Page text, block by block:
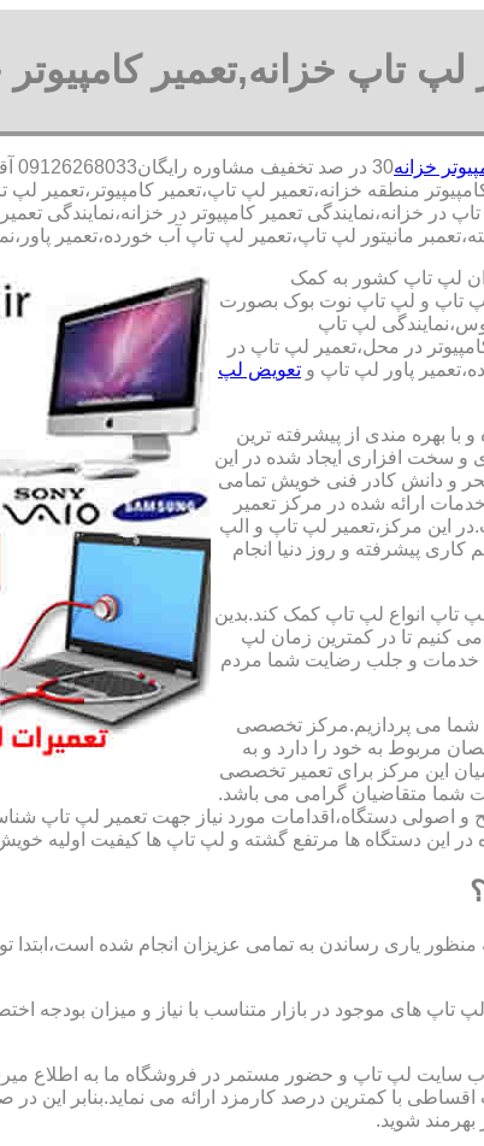
لپ تاپ خزانه,تعمیر کامپیوتر
خزانه
منطقه خزانه،تعمیر لپ تاپ،تعمیر
در خزانه،نمایندگی تعمیر کامپیوتر در خزانه،نمایندگی
مانیتور لپ تاپ،تعمیر لپ تاپ آب خورده،تعمیر
لپ تاپ کشور به کمک
100 درصد اصل و تعمیر لپ تاپ و لپ تاپ نوت بوک بصورت
لپ تاپ
در محل،تعمیر لپ تاپ در
پاور لپ تاپ و تعویض لپ
با بهره مندی از پیشرفته ترین
و سخت افزاری ایجاد شده در این
و دانش کادر فنی خویش تمامی
ارائه شده در مرکز تعمیر
این مرکز،تعمیر لپ تاپ و الپ
کاری پیشرفته و روز دنیا انجام
تاپ انواع لپ تاپ کمک کند.بدین
کنیم تا در کمترین زمان لپ
خدمات و جلب رضایت شما مردم
شما می پردازیم.مرکز تخصصی
مربوط به خود را دارد و به
این مرکز برای تعمیر تخصصی
شما متقاضیان گرامی می باشد.
و اصولی دستگاه،اقدامات مورد نیاز جهت تعمیر لپ تاپ
این دستگاه ها مرتفع گشته و لپ تاپ ها کیفیت اولیه خویش
منظور یاری رساندن به تمامی عزیزان انجام شده
های موجود در بازار متناسب با نیاز و میزان بودجه
سایت لپ تاپ و حضور مستمر در فروشگاه ما به اطلاع
اقساطی با کمترین درصد کارمزد ارائه می نماید.بنابر
شوید.